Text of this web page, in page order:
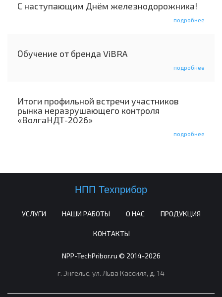
С наступающим Днём железнодорожника!
подробнее
Обучение от бренда ViBRA
подробнее
Итоги профильной встречи участников
рынка неразрушающего контроля
«ВолгаНДТ-2026»
подробнее
НПП Техприбор
УСЛУГИ НАШИ РАБОТЫ О НАС ПРОДУКЦИЯ
КОНТАКТЫ
NPP-TechPribor.ru © 2014-2026
г. Энгельс, ул. Льва Кассиля, д. 14